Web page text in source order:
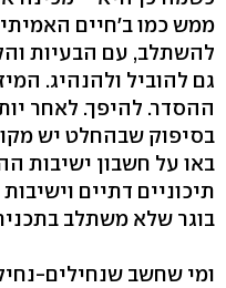
ממש כמו ב'חיים
להשתלב, עם הבעיות
גם להוביל ולהנהיג.
ההסדר. להיפך. לאחר
בסיפוק שבהחלט יש
באו על חשבון ישיבות
תיכוניים דתיים
בוגר שלא משתלב
ומי שחשב שנחילים-